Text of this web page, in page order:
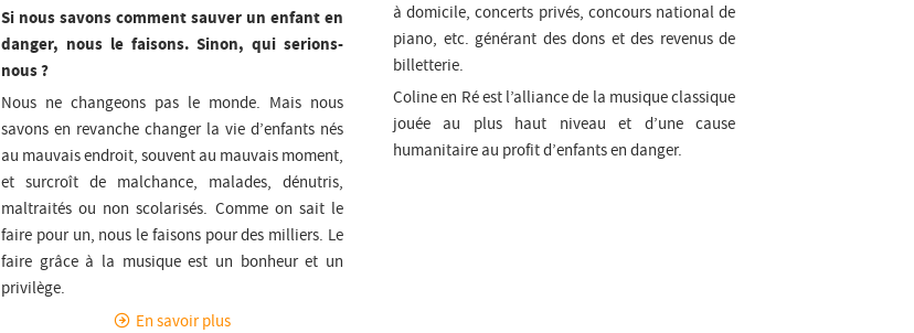
Si nous savons comment sauver un enfant en
danger, nous le faisons. Sinon, qui serions-
nous ?
Nous ne changeons pas le monde. Mais nous
savons en revanche changer la vie d’enfants nés
au mauvais endroit, souvent au mauvais moment,
et surcroît de malchance, malades, dénutris,
maltraités ou non scolarisés. Comme on sait le
faire pour un, nous le faisons pour des milliers. Le
faire grâce à la musique est un bonheur et un
privilège.
à domicile, concerts privés, concours national de
piano, etc. générant des dons et des revenus de
billetterie.
Coline en Ré est l’alliance de la musique classique
jouée au plus haut niveau et d’une cause
humanitaire au profit d’enfants en danger.
En savoir plus